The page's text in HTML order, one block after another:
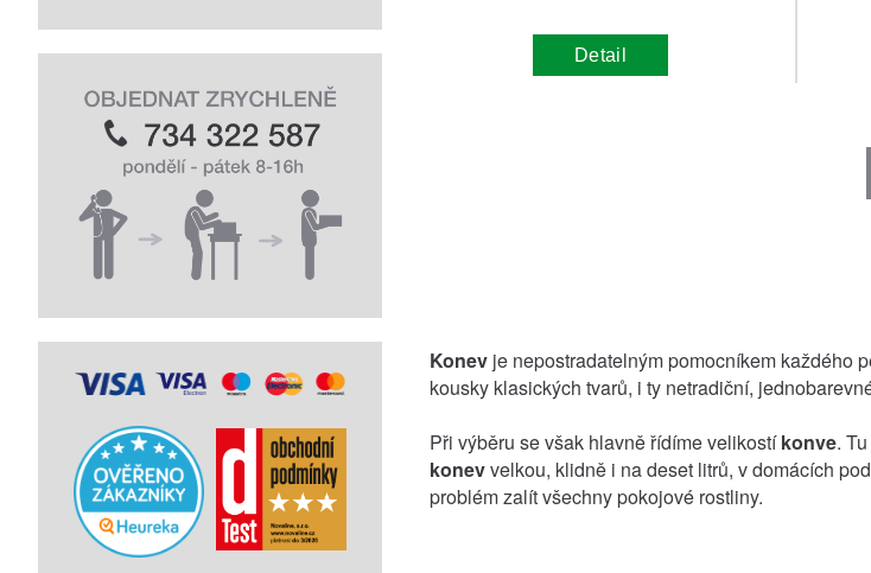
Detail
Konev je nepostradatelným pomocníkem každého
kousky klasických tvarů, i ty netradiční,
Při výběru se však hlavně řídíme velikostíkonve.
konevvelkou, klidně i na deset litrů, v domácích
problém zalít všechny pokojové rostliny.